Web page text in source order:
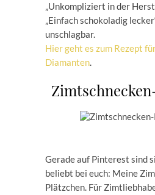
„Unkompliziert in der
„Einfach schokoladig
unschlagbar.
Hier geht es zum Rezept
Diamanten.
Gerade auf Pinterest sind
beliebt bei euch: Meine
Plätzchen. Für